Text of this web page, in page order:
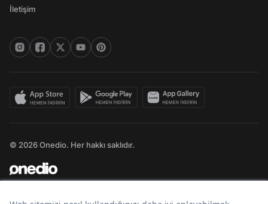
İletişim
© 2026 Onedio. Her hakkı saklıdır.